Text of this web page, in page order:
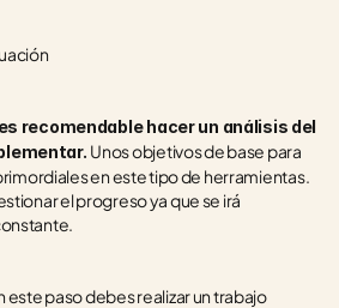
recomendable hacer un análisis del
Unos objetivos de base para
en este tipo de herramientas.
el progreso ya que se irá
este paso debes realizar un trabajo